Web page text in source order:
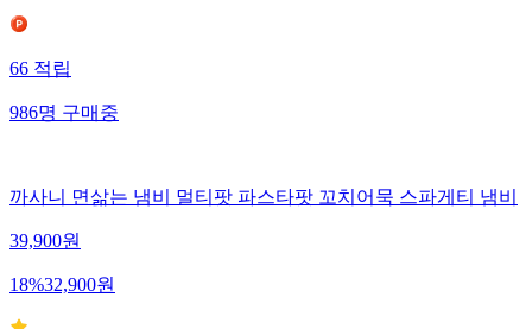
66적립
986명구매중
까사니 면삶는 냄비 멀티팟 파스타팟 꼬치어묵 스파게티 냄비
39,900원
18%32,900원